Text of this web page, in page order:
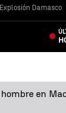
Explosión Damasco
en